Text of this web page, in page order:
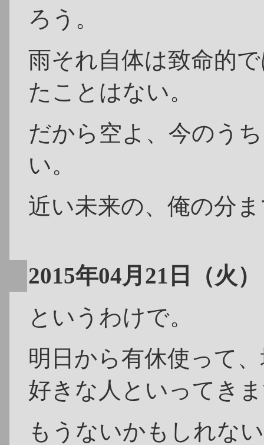
ろう。
雨それ自体は致命的
たことはない。
だから空よ、今のう
い。
近い未来の、俺の分
2015年04月21日（火）
というわけで。
明日から有休使って
好きな人といってき
もうないかもしれな